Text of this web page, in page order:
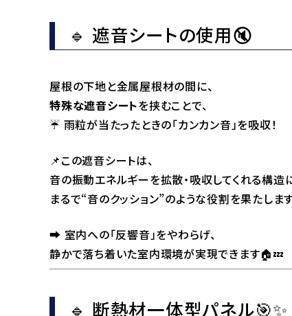
🔹 遮音シートの使用🔇
屋根の下地と金属屋根材の間に、
特殊な遮音シートを挟むことで、
☔ 雨粒が当たったときの「カンカン音」を吸収！
📌この遮音シートは、
音の振動エネルギーを拡散・吸収してくれる構造
まるで“音のクッション”のような役割を果たしま
➡️ 室内への「反響音」をやわらげ、
静かで落ち着いた室内環境が実現できます🏠💤
🔹 断熱材一体型パネル🎯✨